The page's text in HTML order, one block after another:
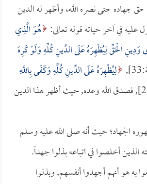
حق جهاده حتى نصره الله، وأظهر له الدين
عليه في آخر حياته قوله تعالى: هُوَ الَّذِي
الْحَقِّ لِيُظْهِرَهُ عَلَى الدِّينِ كُلِّهِ وَلَوْ كَرِهَ
لِيُظْهِرَهُ عَلَى الدِّينِ كُلِّهِ وَكَفَى بِاللَّهِ
[الفتح:28], فصدق الله وعده, حيث أظهر هذا الدين
الجهاد؛ حيث أنه صلى الله عليه وسلم
أخلصوا في اتباعه بذلوا جهداً.
به هو أنهم أجهدوا أنفسهم, وبذلوا